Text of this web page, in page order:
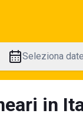
Seleziona date
in